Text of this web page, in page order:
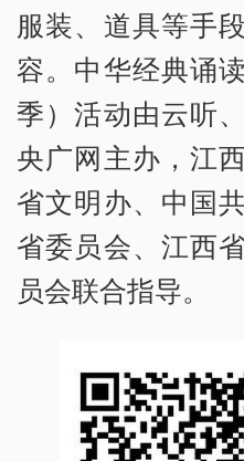
服装、道具等手
容。中华经典诵
季）活动由云听
央广网主办，江
省文明办、中国
省委员会、江西
员会联合指导。